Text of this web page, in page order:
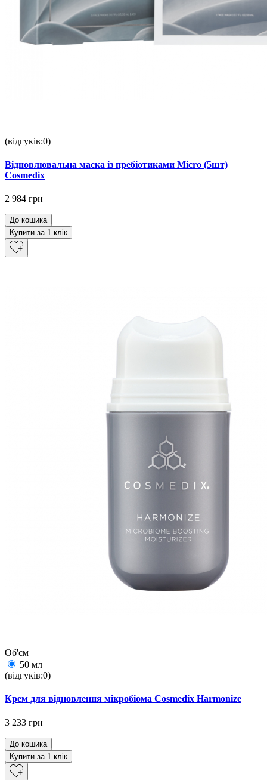
(відгуків:0)
Відновлювальна маска із пребіотиками Micro (5шт)
Cosmedix
2 984 грн
До кошика
Купити за 1 клiк
Об'єм
50 мл
(відгуків:0)
Крем для відновлення мікробіома Cosmedix Harmonize
3 233 грн
До кошика
Купити за 1 клiк